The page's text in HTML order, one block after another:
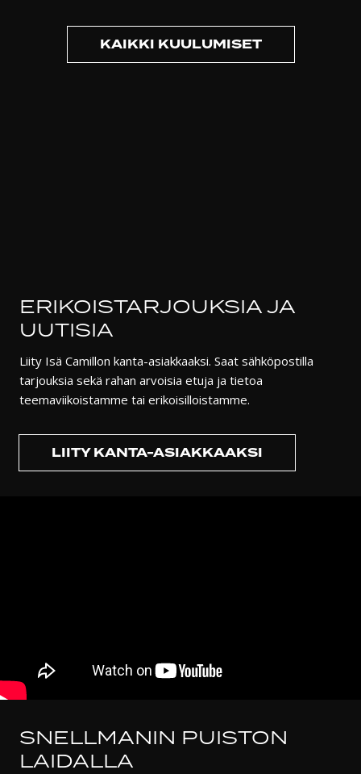
KAIKKI KUULUMISET
ERIKOISTARJOUKSIA JA
UUTISIA
Liity Isä Camillon kanta-asiakkaaksi. Saat sähköpostilla
tarjouksia sekä rahan arvoisia etuja ja tietoa
teemaviikoistamme tai erikoisilloistamme.
LIITY KANTA-ASIAKKAAKSI
SNELLMANIN PUISTON
LAIDALLA